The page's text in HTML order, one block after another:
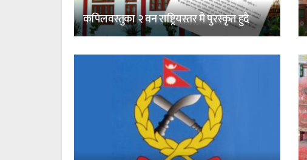
कपिलवस्तुका २ वन राष्ट्रियस्तर मै पुरस्कृत हुदै